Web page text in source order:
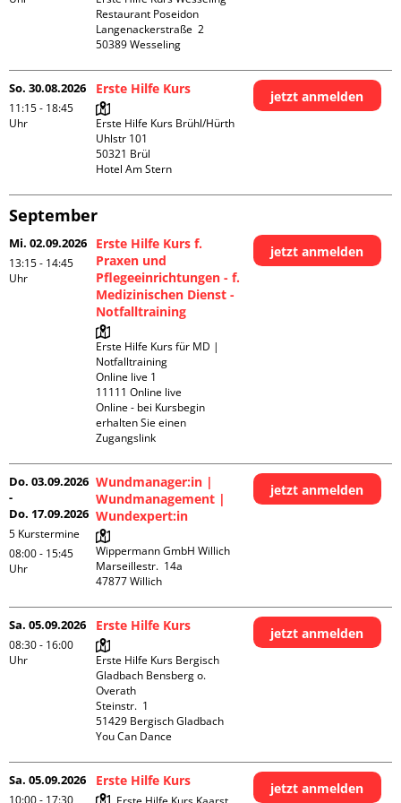
Restaurant Poseidon
Langenackerstraße  2
So. 30.08.2026
11:15 - 18:45
Uhr
Erste Hilfe Kurs
Erste Hilfe Kurs Brühl/Hürth
Uhlstr 101
50321 Brül
Hotel Am Stern
jetzt anmelden
September
Mi. 02.09.2026
13:15 - 14:45
Uhr
Erste Hilfe Kurs f.
Praxen und
Pflegeeinrichtungen - f.
Medizinischen Dienst -
Notfalltraining
Erste Hilfe Kurs für MD |
Notfalltraining
Online live 1
11111 Online live
Online - bei Kursbegin
erhalten Sie einen
Zugangslink
jetzt anmelden
Do. 03.09.2026
-
Do. 17.09.2026
5 Kurstermine
08:00 - 15:45
Uhr
Wundmanager:in |
Wundmanagement |
Wundexpert:in
Wippermann GmbH Willich
Marseillestr.  14a
jetzt anmelden
Sa. 05.09.2026
08:30 - 16:00
Uhr
Erste Hilfe Kurs
Erste Hilfe Kurs Bergisch
Gladbach Bensberg o.
Overath
Steinstr.  1
51429 Bergisch Gladbach
You Can Dance
jetzt anmelden
Sa. 05.09.2026
10:00 - 17:30
Erste Hilfe Kurs jetzt anmelden